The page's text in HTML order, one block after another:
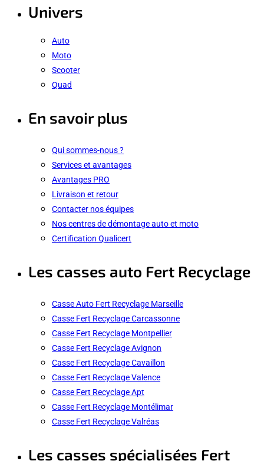
Univers
Auto
Moto
Scooter
Quad
En savoir plus
Qui sommes-nous ?
Services et avantages
Avantages PRO
Livraison et retour
Contacter nos équipes
Nos centres de démontage auto et moto
Certification Qualicert
Les casses auto Fert Recyclage
Casse Auto Fert Recyclage Marseille
Casse Fert Recyclage Carcassonne
Casse Fert Recyclage Montpellier
Casse Fert Recyclage Avignon
Casse Fert Recyclage Cavaillon
Casse Fert Recyclage Valence
Casse Fert Recyclage Apt
Casse Fert Recyclage Montélimar
Casse Fert Recyclage Valréas
Les casses spécialisées Fert